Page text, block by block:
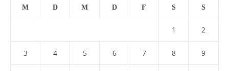
M D M D F S S
1 2
3 4 5 6 7 8 9